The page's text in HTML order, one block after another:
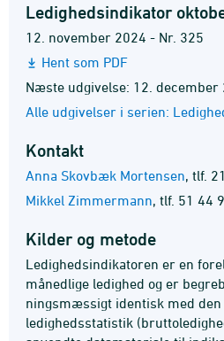
Ledighedsindikator
12. november 2024 - Nr. 325
Hent som PDF
Næste udgivelse: 12. december
Alle udgivelser i serien:
Kontakt
Anna Skovbæk Mortensen tlf.
Mikkel Zimmermann tlf. 51 44
Kilder og metode
Ledighedsindikatoren er en
månedlige ledighed og er
ningsmæssigt identisk med
ledighedsstatistik